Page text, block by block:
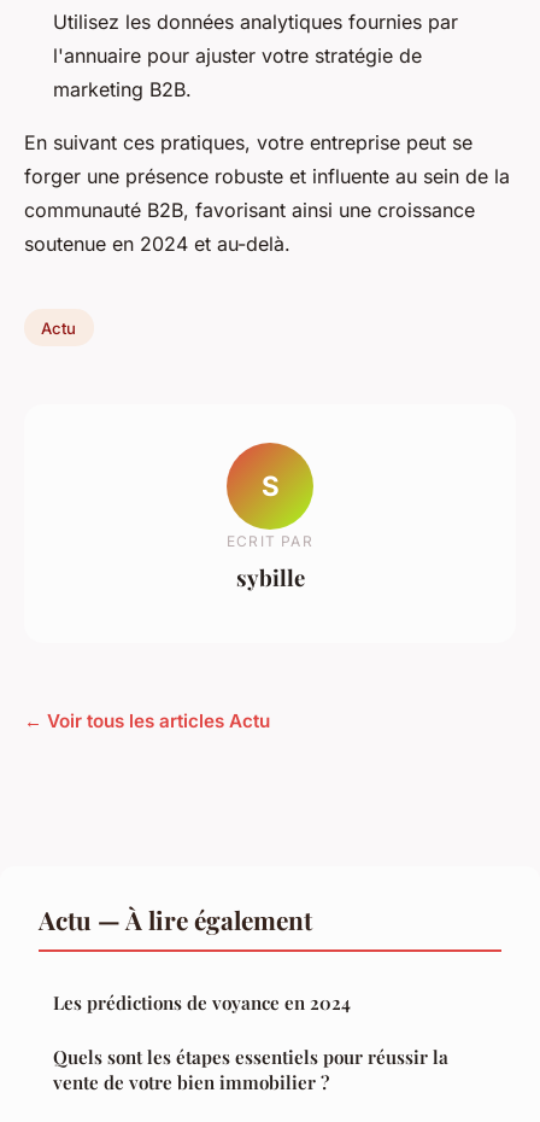
Utilisez les données analytiques fournies par
l'annuaire pour ajuster votre stratégie de
marketing B2B.
En suivant ces pratiques, votre entreprise peut se
forger une présence robuste et influente au sein de la
communauté B2B, favorisant ainsi une croissance
soutenue en 2024 et au-delà.
Actu
S
ECRIT PAR
sybille
← Voir tous les articles Actu
Actu — À lire également
Les prédictions de voyance en 2024
Quels sont les étapes essentiels pour réussir la
vente de votre bien immobilier ?